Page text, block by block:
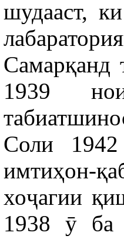
шудааст,
Самарқанд
1939
Соли 1942
имтиҳон-
хоҷагии
1938 ӯ ба